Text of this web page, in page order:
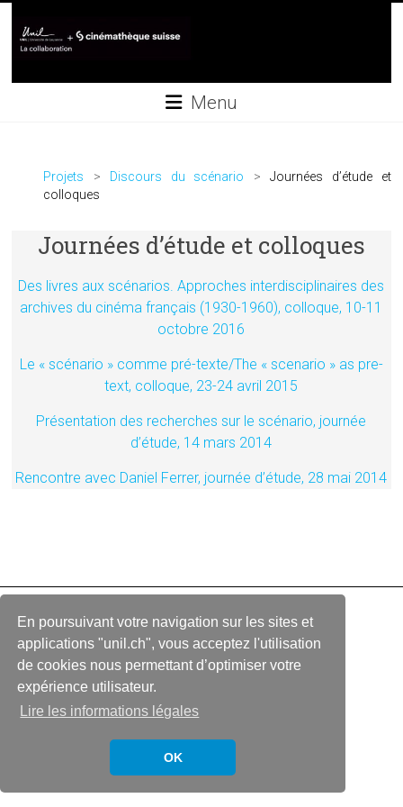
En poursuivant votre navigation sur les sites et
applications "unil.ch", vous acceptez l'utilisation
de cookies nous permettant d’optimiser votre
expérience utilisateur.
Lire les informations légales
OK
content
Collaboration
suisse
Menu
Projets Discours du scénario
Journées d’étude et
colloques
Journées d’étude et colloques
Des livres aux scénarios. Approches interdisciplinaires des
archives du cinéma français (1930-1960), colloque, 10-11
octobre 2016
Le « scénario » comme pré-texte/The « scenario » as pre-
text, colloque, 23-24 avril 2015
Présentation des recherches sur le scénario, journée
d’étude, 14 mars 2014
Rencontre avec Daniel Ferrer, journée d’étude, 28 mai 2014
Copyright © 2026
La Collaboration UNIL + Cinémathèque suisse
ACCUEIL LIENS CONTACT